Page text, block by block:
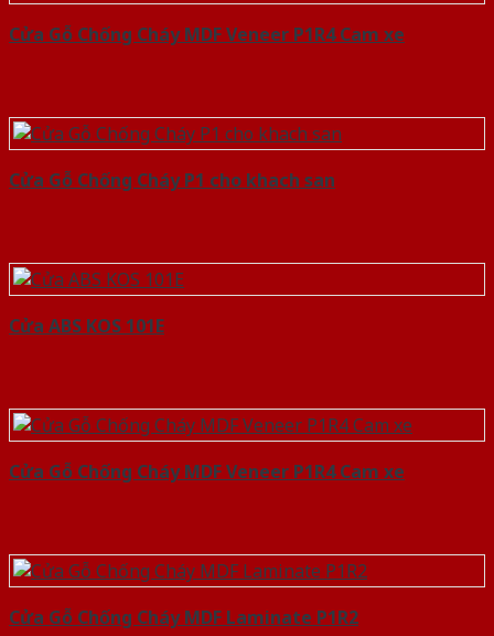
Cửa Gỗ Chống Cháy MDF Veneer P1R4 Cam xe
Cửa Gỗ Chống Cháy P1 cho khach san
Cửa ABS KOS 101E
Cửa Gỗ Chống Cháy MDF Veneer P1R4 Cam xe
Cửa Gỗ Chống Cháy MDF Laminate P1R2